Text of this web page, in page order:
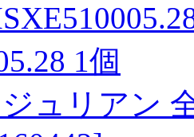
1個
ジュリアン